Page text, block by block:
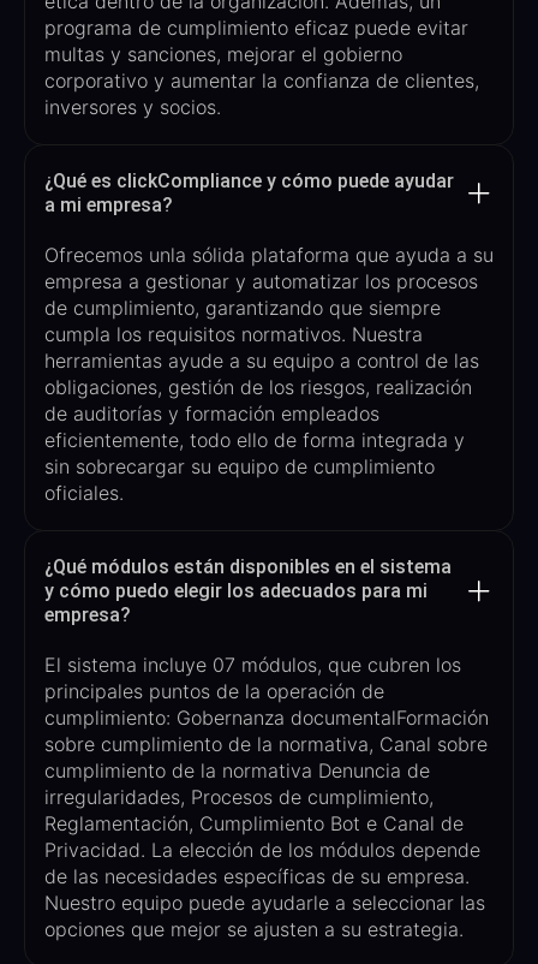
programa de cumplimiento eficaz puede evitar
multas y sanciones, mejorar el gobierno
corporativo y aumentar la confianza de clientes,
inversores y socios.
¿Qué es clickCompliance y cómo puede ayudar
a mi empresa?
Ofrecemos unla sólida plataforma que ayuda a su
empresa a gestionar y automatizar los procesos
de cumplimiento, garantizando que siempre
cumpla los requisitos normativos. Nuestra
herramientas ayude a su equipo a control de las
obligaciones, gestión de los riesgos, realización
de auditorías y formación empleados
eficientemente, todo ello de forma integrada y
sin sobrecargar su equipo de cumplimiento
oficiales.
¿Qué módulos están disponibles en el sistema
y cómo puedo elegir los adecuados para mi
empresa?
El sistema incluye 07 módulos, que cubren los
principales puntos de la operación de
cumplimiento: Gobernanza documentalFormación
sobre cumplimiento de la normativa, Canal sobre
cumplimiento de la normativa Denuncia de
irregularidades, Procesos de cumplimiento,
Reglamentación, Cumplimiento Bot e Canal de
Privacidad​. La elección de los módulos depende
de las necesidades específicas de su empresa.
Nuestro equipo puede ayudarle a seleccionar las
opciones que mejor se ajusten a su estrategia.